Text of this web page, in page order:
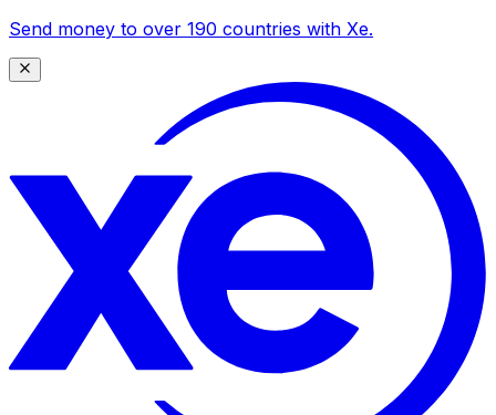
Send money to over 190 countries with Xe.